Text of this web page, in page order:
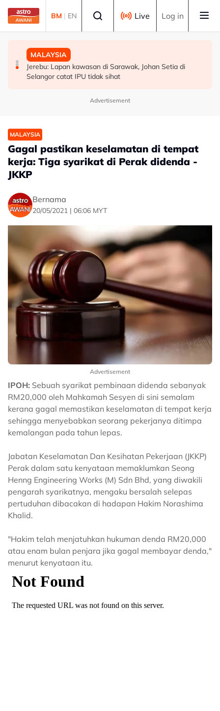
Skip to main content
BM | EN Live Log in
POLITIK
WARISAN teliti rundingan kerusi bersama STAR, KDM
hadapi PRU16 - Shafie
MALAYSIA
Jerebu: Lapan kawasan di Sarawak, Johan Setia di
Selangor catat IPU tidak sihat
MALAYSIA
Akar reput, rongga pada pangkal punca pokok tumbang
- MBPP
Advertisement
MALAYSIA
Gagal pastikan keselamatan di tempat
kerja: Tiga syarikat di Perak didenda -
JKKP
Bernama
20/05/2021 | 06:06 MYT
Advertisement
IPOH: Sebuah syarikat pembinaan didenda sebanyak
RM20,000 oleh Mahkamah Sesyen di sini semalam
kerana gagal memastikan keselamatan di tempat kerja
sehingga menyebabkan seorang pekerjanya ditimpa
kemalangan pada tahun lepas.
Jabatan Keselamatan Dan Kesihatan Pekerjaan (JKKP)
Perak dalam satu kenyataan memaklumkan Seong
Henng Engineering Works (M) Sdn Bhd, yang diwakili
pengarah syarikatnya, mengaku bersalah selepas
pertuduhan dibacakan di hadapan Hakim Norashima
Khalid.
"Hakim telah menjatuhkan hukuman denda RM20,000
atau enam bulan penjara jika gagal membayar denda,"
menurut kenyataan itu.